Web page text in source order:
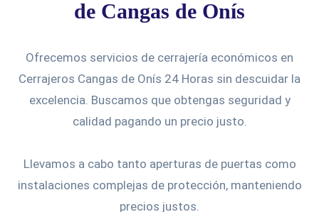
de Cangas de Onís
Ofrecemos servicios de cerrajería económicos en
Cerrajeros Cangas de Onís 24 Horas sin descuidar la
excelencia. Buscamos que obtengas seguridad y
calidad pagando un precio justo.
Llevamos a cabo tanto aperturas de puertas como
instalaciones complejas de protección, manteniendo
precios justos.